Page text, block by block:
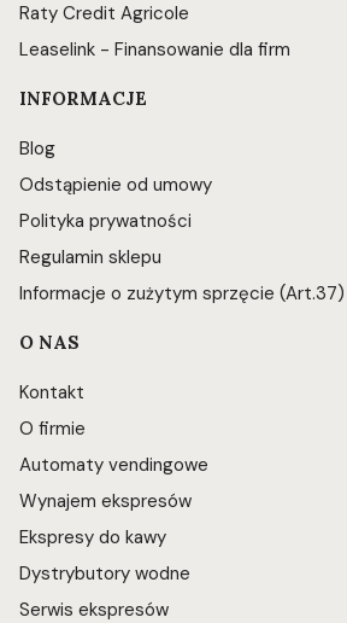
Raty Credit Agricole
Leaselink - Finansowanie dla firm
INFORMACJE
Blog
Odstąpienie od umowy
Polityka prywatności
Regulamin sklepu
Informacje o zużytym sprzęcie (Art.37)
O NAS
Kontakt
O firmie
Automaty vendingowe
Wynajem ekspresów
Ekspresy do kawy
Dystrybutory wodne
Serwis ekspresów